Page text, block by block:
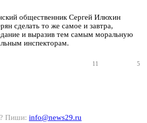
общественник Сергей Илюхин
сделать то же самое и завтра,
и выразив тем самым моральную
инспекторам.
11 5
Пиши: info@news29.ru